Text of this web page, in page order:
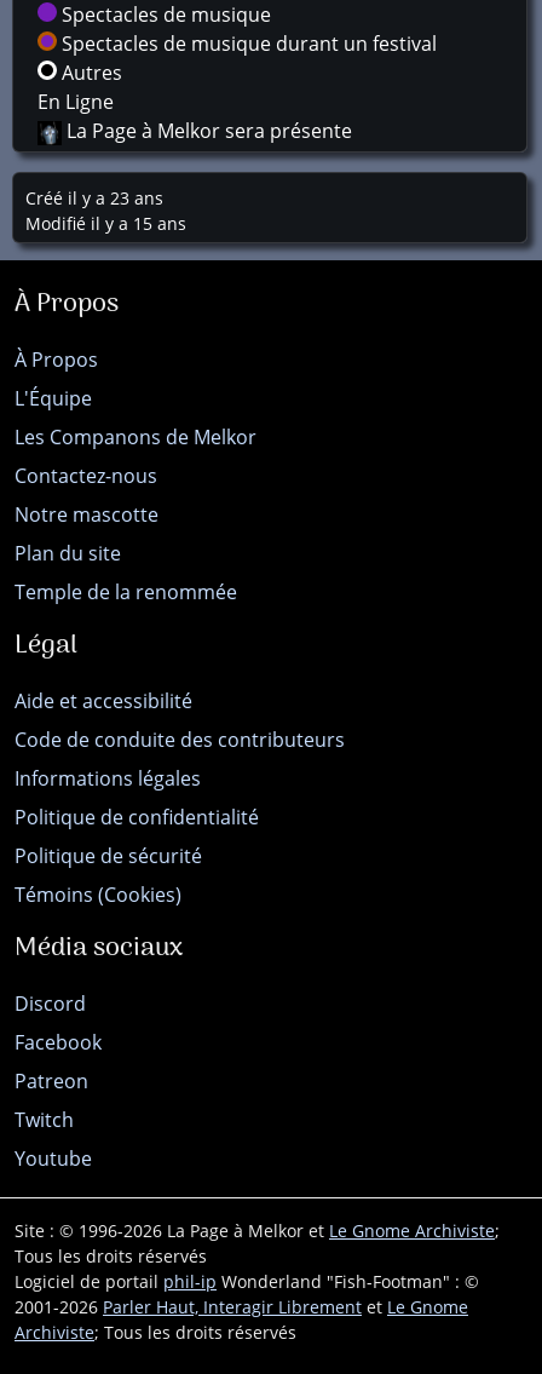
Spectacles de musique
Spectacles de musique durant un festival
Autres
En Ligne
La Page à Melkor sera présente
Créé il y a 23 ans
Modifié il y a 15 ans
À Propos
À Propos
L'Équipe
Les Companons de Melkor
Contactez-nous
Notre mascotte
Plan du site
Temple de la renommée
Légal
Aide et accessibilité
Code de conduite des contributeurs
Informations légales
Politique de confidentialité
Politique de sécurité
Témoins (Cookies)
Média sociaux
Discord
Facebook
Patreon
Twitch
Youtube
Site : © 1996-2026 La Page à Melkor et Le Gnome Archiviste;
Tous les droits réservés
Logiciel de portail phil-ip Wonderland "Fish-Footman" : ©
2001-2026 Parler Haut, Interagir Librement et Le Gnome
Archiviste; Tous les droits réservés